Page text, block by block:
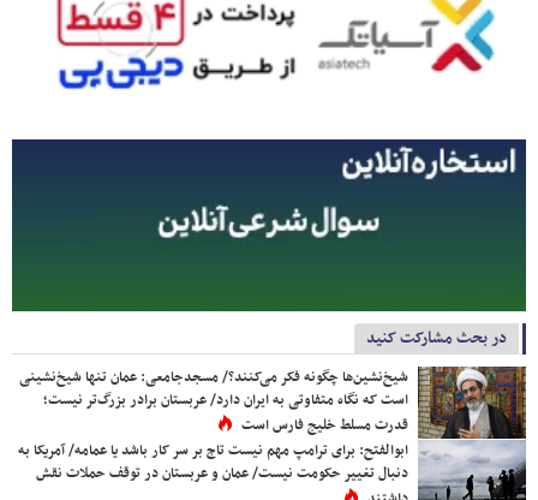
در بحث مشارکت کنید
شیخ‌نشین‌ها چگونه فکر می‌کنند؟/ مسجدجامعی: عمان تنها شیخ‌نشینی
است که نگاه متفاوتی به ایران دارد/ عربستان برادر بزرگ‌تر نیست؛
قدرت مسلط خلیج فارس است
ابوالفتح: برای ترامپ مهم نیست تاج بر سر کار باشد یا عمامه/ آمریکا به
دنبال تغییر حکومت نیست/ عمان و عربستان در توقف حملات نقش